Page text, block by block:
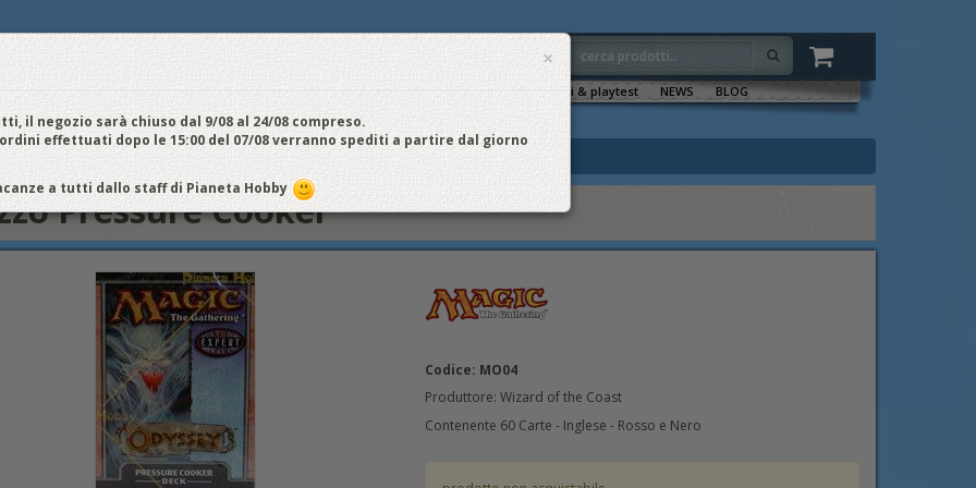
Chi Siamo Vantaggi Aiuto Metodi di pagamento Sala tornei & playtest NEWS
BLOG
/ REGISTRATI
Pressure Cooker
Codice: MO04
Produttore: Wizard of the Coast
Contenente 60 Carte - Inglese - Rosso e Nero
×
il negozio sarà chiuso dal 9/08 al 24/08 compreso.
effettuati dopo le 15:00 del 07/08 verranno spediti a partire dal giorno
a tutti dallo staff di Pianeta Hobby